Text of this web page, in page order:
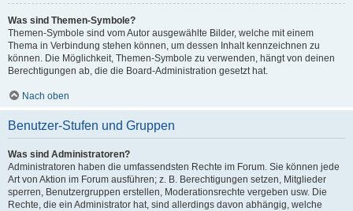
Was sind Themen-Symbole?
Themen-Symbole sind vom Autor ausgewählte Bilder, welche mit einem
Thema in Verbindung stehen können, um dessen Inhalt kennzeichnen zu
können. Die Möglichkeit, Themen-Symbole zu verwenden, hängt von deinen
Berechtigungen ab, die die Board-Administration gesetzt hat.
Nach oben
Benutzer-Stufen und Gruppen
Was sind Administratoren?
Administratoren haben die umfassendsten Rechte im Forum. Sie können jede
Art von Aktion im Forum ausführen; z. B. Berechtigungen setzen, Mitglieder
sperren, Benutzergruppen erstellen, Moderationsrechte vergeben usw. Die
Rechte, die ein Administrator hat, sind allerdings davon abhängig, welche